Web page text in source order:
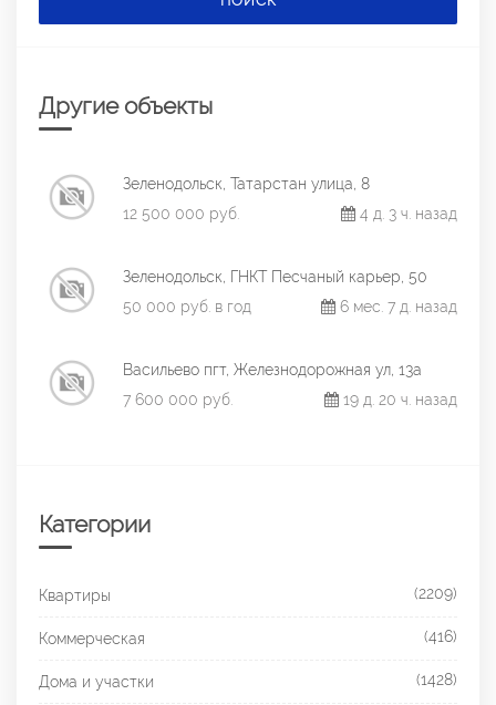
Другие объекты
Зеленодольск, Татарстан улица, 8
12 500 000 руб.
4 д. 3 ч. назад
Зеленодольск, ГНКТ Песчаный карьер, 50
50 000 руб. в год
6 мес. 7 д. назад
Васильево пгт, Железнодорожная ул, 13а
7 600 000 руб.
19 д. 20 ч. назад
Категории
Квартиры (2209)
Коммерческая (416)
Дома и участки (1428)